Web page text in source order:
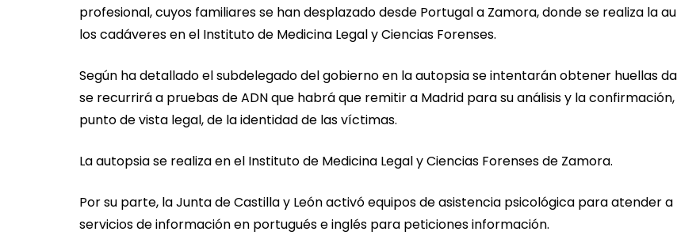
profesional, cuyos familiares se han desplazado desde Portugal a Zamora, donde se realiza la
los cadáveres en el Instituto de Medicina Legal y Ciencias Forenses.
Según ha detallado el subdelegado del gobierno en la autopsia se intentarán obtener huellas
se recurrirá a pruebas de ADN que habrá que remitir a Madrid para su análisis y la
punto de vista legal, de la identidad de las víctimas.
La autopsia se realiza en el Instituto de Medicina Legal y Ciencias Forenses de Zamora.
Por su parte, la Junta de Castilla y León activó equipos de asistencia psicológica para atender a
servicios de información en portugués e inglés para peticiones información.